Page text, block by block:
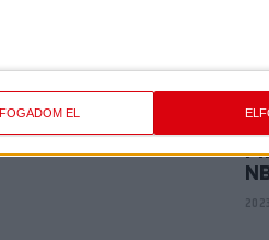
EL
Zs. 2 (1), Tóth F. 1. Csere:
Kiss Cs. 3, Nagy N. 1 (1).